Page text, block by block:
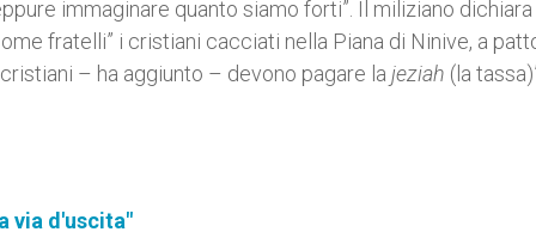
immaginare quanto siamo forti”. Il miliziano
fratelli” i cristiani cacciati nella Piana di Ninive, a
– ha aggiunto – devono pagare la jeziah (la
via d'uscita"